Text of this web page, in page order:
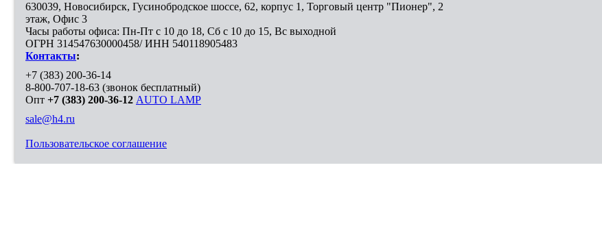
630039, Новосибирск, Гусинобродское шоссе, 62, корпус 1, Торговый центр "Пионер", 2
этаж, Офис 3
Часы работы офиса: Пн-Пт с 10 до 18, Сб с 10 до 15, Вс выходной
ОГРН 314547630000458/ ИНН 540118905483
Контакты:
+7 (383) 200-36-14
8-800-707-18-63 (звонок бесплатный)
Опт +7 (383) 200-36-12 AUTO LAMP
sale@h4.ru
Пользовательское соглашение